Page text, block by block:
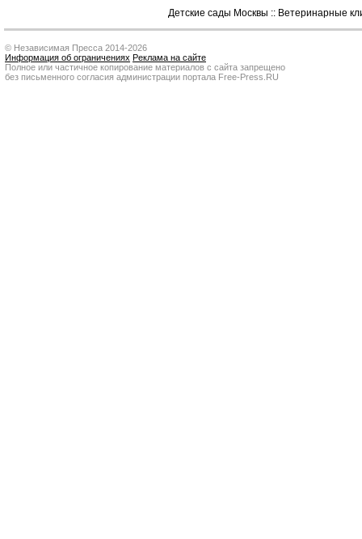
Детские сады Москвы :: Ветеринарные
© Независимая Пресса 2014-2026
Информация об ограничениях Реклама на сайте
Полное или частичное копирование материалов с сайта запрещено
без письменного согласия администрации портала Free-Press.RU